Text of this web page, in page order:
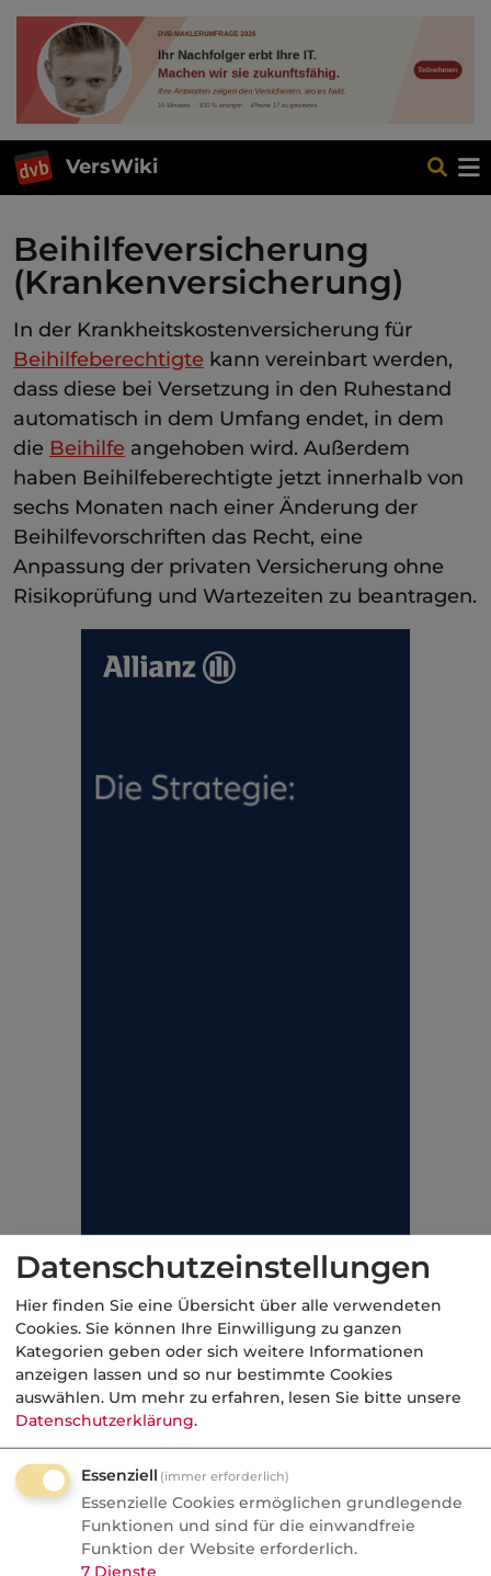
VersWiki
Beihilfeversicherung
(Krankenversicherung)
In der Krankheitskostenversicherung für
Beihilfeberechtigte kann vereinbart werden,
dass diese bei Versetzung in den Ruhestand
automatisch in dem Umfang endet, in dem
die Beihilfe angehoben wird. Außerdem
haben Beihilfeberechtigte jetzt innerhalb von
sechs Monaten nach einer Änderung der
Beihilfevorschriften das Recht, eine
Anpassung der privaten Versicherung ohne
Risikoprüfung und Wartezeiten zu beantragen.
Weiterführende Links
Beihilfe (Private Krankenversicherung)
(Krankenversicherung)
Beihilfeberechtigte (Krankenversicherung)
Beihilfebescheinigung (Krankenversicherung)
Datenschutzeinstellungen
Hier finden Sie eine Übersicht über alle verwendeten
Cookies. Sie können Ihre Einwilligung zu ganzen
Kategorien geben oder sich weitere Informationen
anzeigen lassen und so nur bestimmte Cookies
auswählen. Um mehr zu erfahren, lesen Sie bitte unsere
Datenschutzerklärung.
Essenziell (immer erforderlich)
Essenzielle Cookies ermöglichen grundlegende
Funktionen und sind für die einwandfreie
Funktion der Website erforderlich.
7 Dienste